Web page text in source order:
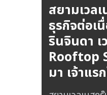
สยามเวล
ธุรกิจต่อเ
รินจินดา เ
Rooftop
มา เจ้าแร